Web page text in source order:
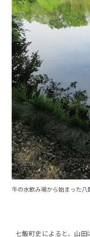
牛の水飲み場から始まった八
七飯町史によると、山